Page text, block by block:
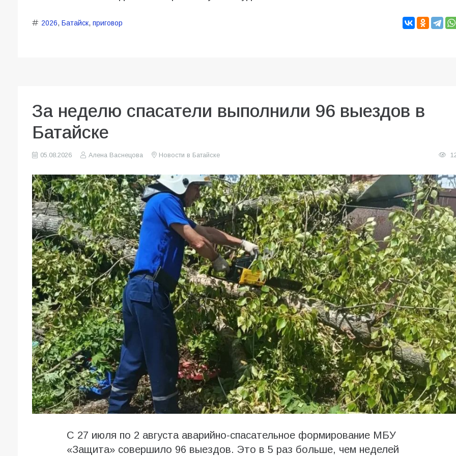
2026, Батайск, приговор
За неделю спасатели выполнили 96 выездов в
Батайске
05.08.2026 Алена Васнецова Новости в Батайске
С 27 июля по 2 августа аварийно-спасательное формирование МБУ
«Защита» совершило 96 выездов. Это в 5 раз больше, чем неделей